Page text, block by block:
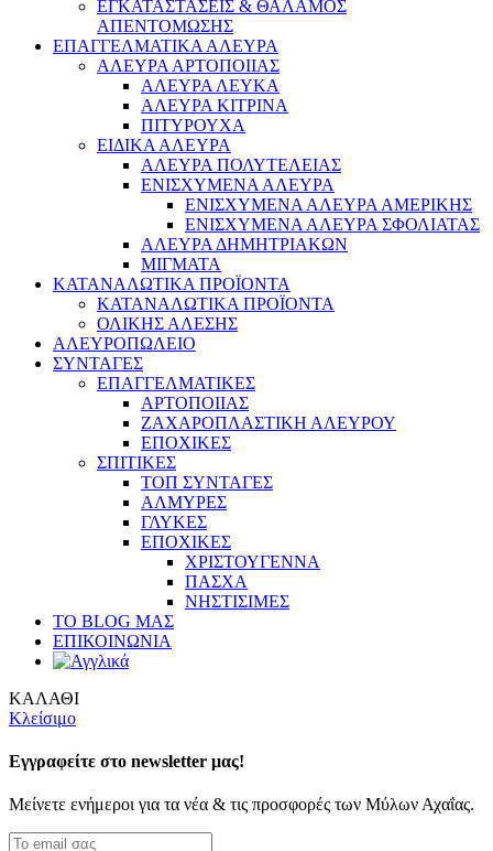
ΕΓΚΑΤΑΣΤΑΣΕΙΣ & ΘΑΛΑΜΟΣ
ΑΠΕΝΤΟΜΩΣΗΣ
ΕΠΑΓΓΕΛΜΑΤΙΚΑ ΑΛΕΥΡΑ
ΑΛΕΥΡΑ ΑΡΤΟΠΟΙΙΑΣ
ΑΛΕΥΡΑ ΛΕΥΚΑ
ΑΛΕΥΡΑ ΚΙΤΡΙΝΑ
ΠΙΤΥΡΟΥΧΑ
ΕΙΔΙΚΑ ΑΛΕΥΡΑ
ΑΛΕΥΡΑ ΠΟΛΥΤΕΛΕΙΑΣ
ΕΝΙΣΧΥΜΕΝΑ ΑΛΕΥΡΑ
ΕΝΙΣΧΥΜΕΝΑ ΑΛΕΥΡΑ ΑΜΕΡΙΚΗΣ
ΕΝΙΣΧΥΜΕΝΑ ΑΛΕΥΡΑ ΣΦΟΛΙΑΤΑΣ
ΑΛΕΥΡΑ ΔΗΜΗΤΡΙΑΚΩΝ
ΜΙΓΜΑΤΑ
ΚΑΤΑΝΑΛΩΤΙΚΑ ΠΡΟΪΟΝΤΑ
ΚΑΤΑΝΑΛΩΤΙΚΑ ΠΡΟΪΟΝΤΑ
ΟΛΙΚΗΣ ΑΛΕΣΗΣ
ΑΛΕΥΡΟΠΩΛΕΙΟ
ΣΥΝΤΑΓΕΣ
ΕΠΑΓΓΕΛΜΑΤΙΚΕΣ
ΑΡΤΟΠΟΙΙΑΣ
ΖΑΧΑΡΟΠΛΑΣΤΙΚΗ ΑΛΕΥΡΟΥ
ΕΠΟΧΙΚΕΣ
ΣΠΙΤΙΚΕΣ
ΤΟΠ ΣΥΝΤΑΓΕΣ
ΑΛΜΥΡΕΣ
ΓΛΥΚΕΣ
ΕΠΟΧΙΚΕΣ
ΧΡΙΣΤΟΥΓΕΝΝΑ
ΠΑΣΧΑ
ΝΗΣΤΙΣΙΜΕΣ
ΤΟ BLOG ΜΑΣ
ΕΠΙΚΟΙΝΩΝΙΑ
ΚΑΛΑΘΙ
Κλείσιμο
Εγγραφείτε στο newsletter μας!
Μείνετε ενήμεροι για τα νέα & τις προσφορές των Μύλων Αχαΐας.